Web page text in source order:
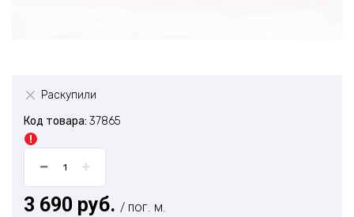
Раскупили
Код товара: 37865
3 690 руб. / пог. м.